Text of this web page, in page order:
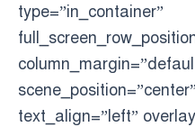
type=”in_container”
text_align=”left”